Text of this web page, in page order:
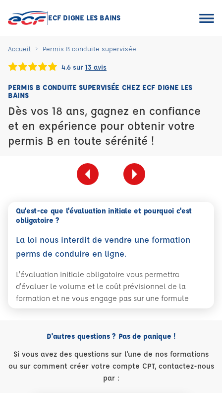
ECF DIGNE LES BAINS
Accueil Permis B conduite supervisée
4.6 sur 13 avis
PERMIS B CONDUITE SUPERVISÉE CHEZ ECF DIGNE LES
BAINS
Dès vos 18 ans, gagnez en confiance
et en expérience pour obtenir votre
permis B en toute sérénité !
Qu'est-ce que l'évaluation initiale et pourquoi c'est
obligatoire ?
La loi nous interdit de vendre une formation
perms de conduire en ligne.
L'évaluation initiale obligatoire vous permettra
d'évaluer le volume et le coût prévisionnel de la
formation et ne vous engage pas sur une formule
D'autres questions ? Pas de panique !
Si vous avez des questions sur l'une de nos formations
ou sur comment créer votre compte CPT, contactez-nous
par :